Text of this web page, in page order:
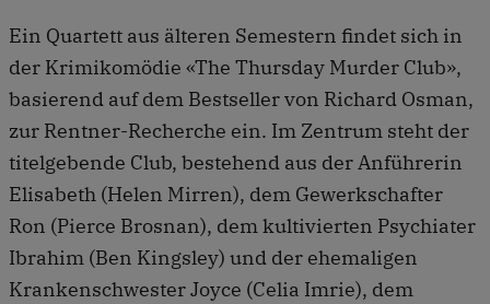
Ein Quartett aus älteren Semestern findet sich in
der Krimikomödie «The Thursday Murder Club»,
basierend auf dem Bestseller von Richard Osman,
zur Rentner-Recherche ein. Im Zentrum steht der
titelgebende Club, bestehend aus der Anführerin
Elisabeth (Helen Mirren), dem Gewerkschafter
Ron (Pierce Brosnan), dem kultivierten Psychiater
Ibrahim (Ben Kingsley) und der ehemaligen
Krankenschwester Joyce (Celia Imrie), dem